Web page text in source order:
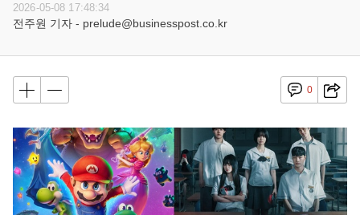
2026-05-08 17:48:34
전주원 기자 - prelude@businesspost.co.kr
0